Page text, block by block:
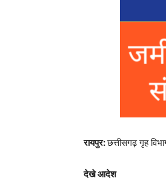
रायपुर:छत्तीसगढ़ गृह
देखे आदेश